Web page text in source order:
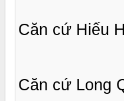
Căn cứ Hiếu
Căn cứ Long